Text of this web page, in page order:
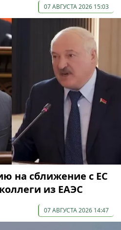
07 АВГУСТА 2026 15:03
на сближение с ЕС
из ЕАЭС
07 АВГУСТА 2026 14:47